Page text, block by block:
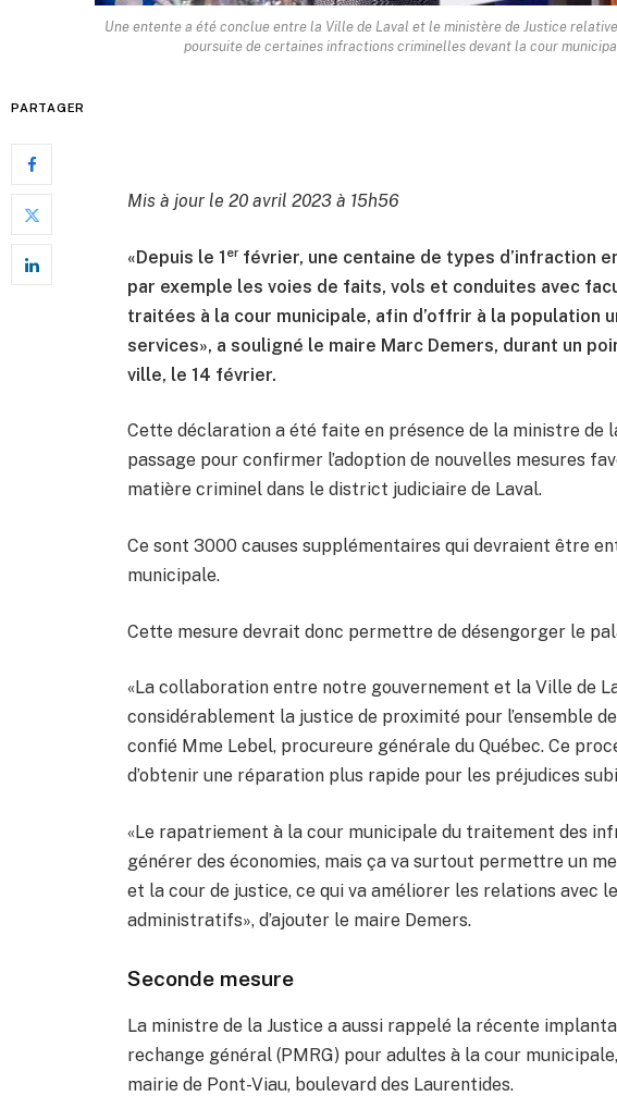
Une entente a été conclue entre la Ville de Laval et le ministère de Justice
poursuite de certaines infractions criminelles devant la cour
PARTAGER
Mis à jour le 20 avril 2023 à 15h56
«Depuis le 1 erfévrier, une centaine de types d’infraction
par exemple les voies de faits, vols et conduites avec
traitées à la cour municipale, afin d’offrir à la population
services», a souligné le maire Marc Demers, durant un
ville, le 14 février.
Cette déclaration a été faite en présence de la ministre de
passage pour confirmer l’adoption de nouvelles mesures
matière criminel dans le district judiciaire de Laval.
Ce sont 3000 causes supplémentaires qui devraient être
municipale.
Cette mesure devrait donc permettre de désengorger le
«La collaboration entre notre gouvernement et la Ville de
considérablement la justice de proximité pour l’ensemble
confié Mme Lebel, procureure générale du Québec. Ce
d’obtenir une réparation plus rapide pour les préjudices
«Le rapatriement à la cour municipale du traitement des
générer des économies, mais ça va surtout permettre un
et la cour de justice, ce qui va améliorer les relations avec
administratifs», d’ajouter le maire Demers.
Seconde mesure
La ministre de la Justice a aussi rappelé la récente
rechange général (PMRG) pour adultes à la cour
mairie de Pont-Viau, boulevard des Laurentides.